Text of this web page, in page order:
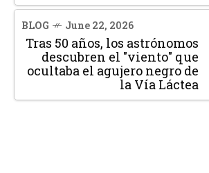
BLOG June 22, 2026
Tras 50 años, los astrónomos
descubren el "viento" que
ocultaba el agujero negro de
la Vía Láctea